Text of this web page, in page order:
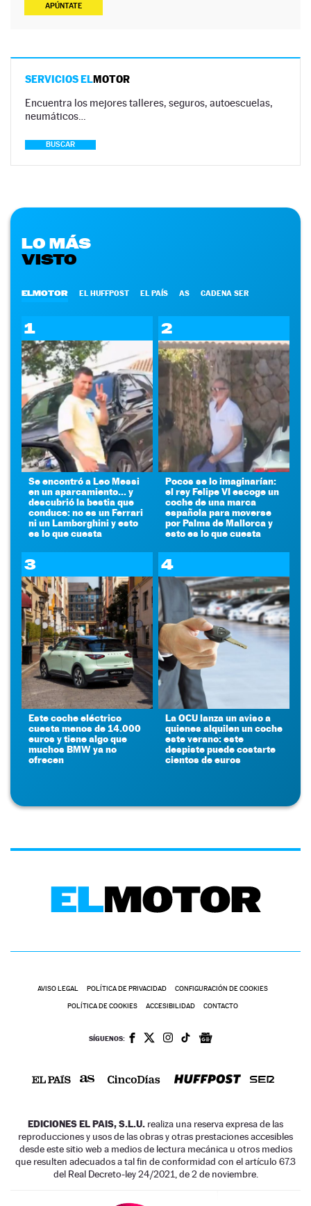
APÚNTATE
SERVICIOS ELMOTOR
Encuentra los mejores talleres, seguros, autoescuelas,
neumáticos…
BUSCAR
LO MÁS
VISTO
ELMOTOR EL HUFFPOST EL PAÍS AS CADENA SER
1
Se encontró a Leo Messi
en un aparcamiento... y
descubrió la bestia que
conduce: no es un Ferrari
ni un Lamborghini y esto
es lo que cuesta
2
Pocos se lo imaginarían:
el rey Felipe VI escoge un
coche de una marca
española para moverse
por Palma de Mallorca y
esto es lo que cuesta
3
Este coche eléctrico
cuesta menos de 14.000
euros y tiene algo que
muchos BMW ya no
ofrecen
4
La OCU lanza un aviso a
quienes alquilen un coche
este verano: este
despiste puede costarte
cientos de euros
AVISO LEGAL POLÍTICA DE PRIVACIDAD CONFIGURACIÓN DE COOKIES
POLÍTICA DE COOKIES ACCESIBILIDAD CONTACTO
SÍGUENOS:
EDICIONES EL PAIS, S.L.U. realiza una reserva expresa de las
reproducciones y usos de las obras y otras prestaciones accesibles
desde este sitio web a medios de lectura mecánica u otros medios
que resulten adecuados a tal fin de conformidad con el artículo 67.3
del Real Decreto-ley 24/2021, de 2 de noviembre.